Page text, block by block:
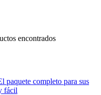
encontrados
paquete completo para sus
fácil